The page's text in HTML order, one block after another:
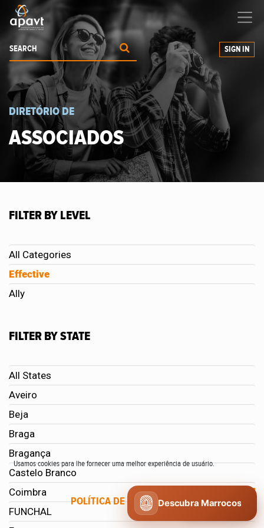
grow your business
SIGN IN
DIRETÓRIO DE
ASSOCIADOS
FILTER BY LEVEL
All Categories
Effective
Ally
FILTER BY STATE
All States
Aveiro
Beja
Braga
Bragança
Castelo Branco
Coimbra
FUNCHAL
Usamos cookies para lhe fornecer uma melhor experiência de usuário.
POLÍTICA DE COOKIES CONCORDO
Descubra Marrocos